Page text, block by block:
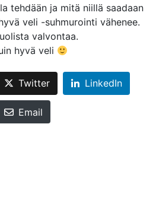
tehdään ja mitä niillä saadaan
veli -suhmurointi vähenee.
valvontaa.
hyvä veli
Twitter LinkedIn
Email